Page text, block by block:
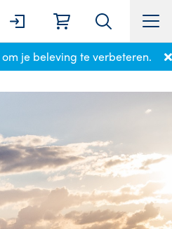
om je beleving te verbeteren.